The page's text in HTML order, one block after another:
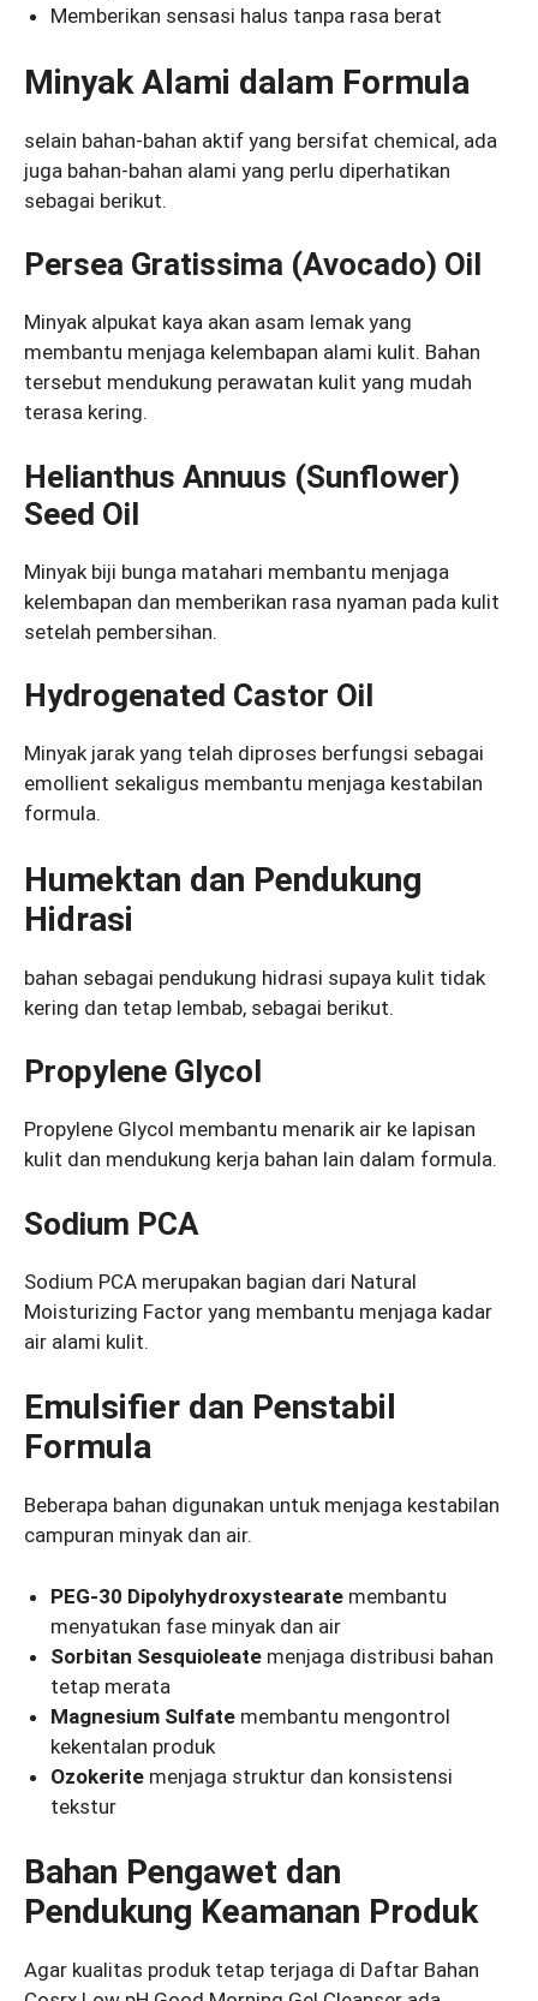
Memberikan sensasi halus tanpa rasa berat
Minyak Alami dalam Formula
selain bahan-bahan aktif yang bersifat chemical, ada
juga bahan-bahan alami yang perlu diperhatikan
sebagai berikut.
Persea Gratissima (Avocado) Oil
Minyak alpukat kaya akan asam lemak yang
membantu menjaga kelembapan alami kulit. Bahan
tersebut mendukung perawatan kulit yang mudah
terasa kering.
Helianthus Annuus (Sunflower)
Seed Oil
Minyak biji bunga matahari membantu menjaga
kelembapan dan memberikan rasa nyaman pada kulit
setelah pembersihan.
Hydrogenated Castor Oil
Minyak jarak yang telah diproses berfungsi sebagai
emollient sekaligus membantu menjaga kestabilan
formula.
Humektan dan Pendukung
Hidrasi
bahan sebagai pendukung hidrasi supaya kulit tidak
kering dan tetap lembab, sebagai berikut.
Propylene Glycol
Propylene Glycol membantu menarik air ke lapisan
kulit dan mendukung kerja bahan lain dalam formula.
Sodium PCA
Sodium PCA merupakan bagian dari Natural
Moisturizing Factor yang membantu menjaga kadar
air alami kulit.
Emulsifier dan Penstabil
Formula
Beberapa bahan digunakan untuk menjaga kestabilan
campuran minyak dan air.
PEG-30 Dipolyhydroxystearate membantu
menyatukan fase minyak dan air
Sorbitan Sesquioleate menjaga distribusi bahan
tetap merata
Magnesium Sulfate membantu mengontrol
kekentalan produk
Ozokerite menjaga struktur dan konsistensi
tekstur
Bahan Pengawet dan
Pendukung Keamanan Produk
Agar kualitas produk tetap terjaga di Daftar Bahan